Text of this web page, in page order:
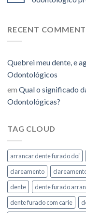
RECENT
Quebrei meu dente, e
Odontológicos
em Qual o significado
Odontológicas?
TAG CLOUD
arrancar dente furado doi
clareamento
dente
dente furado
dente furado com carie